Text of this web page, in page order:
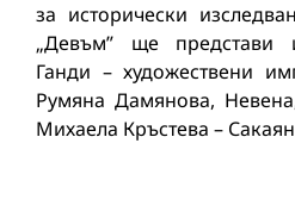
за исторически
„Девъм” ще представи
Ганди – художествени
Румяна Дамянова,
Михаела Кръстева –